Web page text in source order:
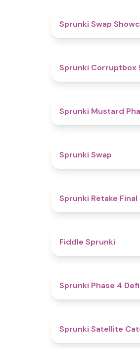
Sprunki Swap
Sprunki Corruptbox
Sprunki Mustard
Sprunki Swap
Sprunki Retake Final
Fiddle Sprunki
Sprunki Phase 4
Sprunki Satellite